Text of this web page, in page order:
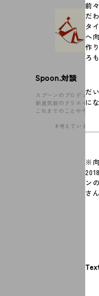
Spoon.対談
スプーンのプロデュー
新進気鋭のクリエイター
これまでのことや今や
#考えていること
前
だ
タ
へ
作
ろ
だ
に
※向
ン
さ